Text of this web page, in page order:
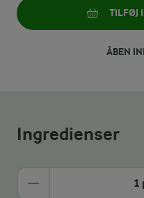
TILFØJ
ÅBEN
Ingredienser
1